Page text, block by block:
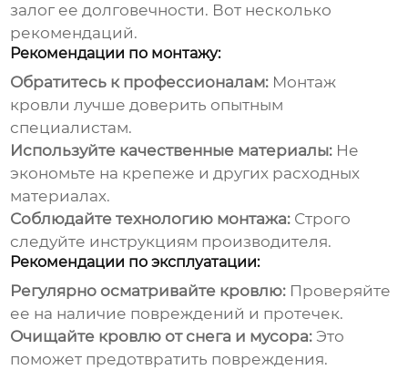
залог ее долговечности. Вот несколько
рекомендаций.
Рекомендации по монтажу:
Обратитесь к профессионалам: Монтаж
кровли лучше доверить опытным
специалистам.
Используйте качественные материалы: Не
экономьте на крепеже и других расходных
материалах.
Соблюдайте технологию монтажа: Строго
следуйте инструкциям производителя.
Рекомендации по эксплуатации:
Регулярно осматривайте кровлю: Проверяйте
ее на наличие повреждений и протечек.
Очищайте кровлю от снега и мусора: Это
поможет предотвратить повреждения.